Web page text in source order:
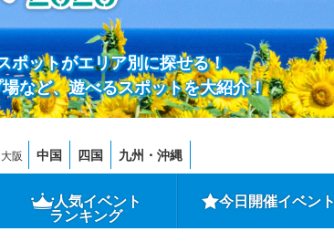
ポットがエリア別に探せる！
など、遊べるスポットを大紹介！
大阪 中国 四国 九州・沖縄
人気イベント
ランキング
今日開催イベント